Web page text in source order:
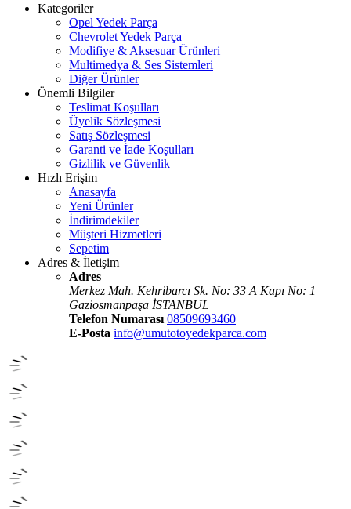
Kategoriler
Opel Yedek Parça
Chevrolet Yedek Parça
Modifiye & Aksesuar Ürünleri
Multimedya & Ses Sistemleri
Diğer Ürünler
Önemli Bilgiler
Teslimat Koşulları
Üyelik Sözleşmesi
Satış Sözleşmesi
Garanti ve İade Koşulları
Gizlilik ve Güvenlik
Hızlı Erişim
Anasayfa
Yeni Ürünler
İndirimdekiler
Müşteri Hizmetleri
Sepetim
Adres & İletişim
Adres
Merkez Mah. Kehribarcı Sk. No: 33 A Kapı No: 1
Gaziosmanpaşa İSTANBUL
Telefon Numarası 08509693460
E-Posta info@umutotoyedekparca.com